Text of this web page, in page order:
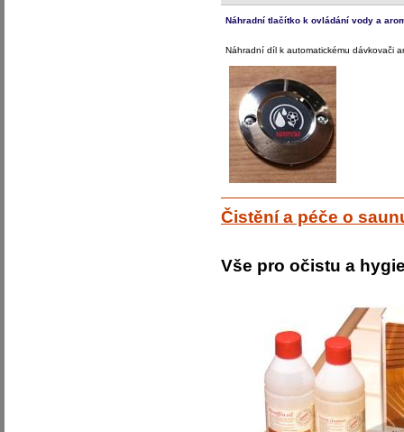
Náhradní tlačítko k ovládání vody a
Náhradní díl k automatickému dávkovači
Čistění a péče o
Vše pro očistu a